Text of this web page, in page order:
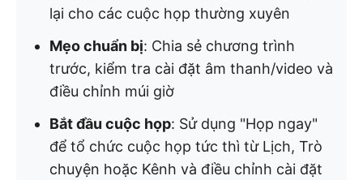
lại cho các cuộc họp thường xuyên
Mẹo chuẩn bị: Chia sẻ chương trình
trước, kiểm tra cài đặt âm thanh/video và
điều chỉnh múi giờ
Bắt đầu cuộc họp: Sử dụng "Họp ngay"
để tổ chức cuộc họp tức thì từ Lịch, Trò
chuyện hoặc Kênh và điều chỉnh cài đặt